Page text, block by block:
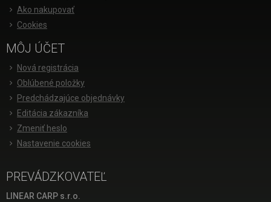
Ako nakupovať
Cookies
MÔJ ÚČET
Nová registrácia
Oblúbené položky
Predchádzajúce objednávky
Editácia zákazníka
Zmeniť heslo
Nastavenie cookies
PREVÁDZKOVATEĽ
LINEAR CARP s.r.o.